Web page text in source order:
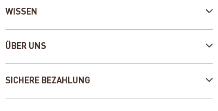
WISSEN
ÜBER UNS
SICHERE BEZAHLUNG